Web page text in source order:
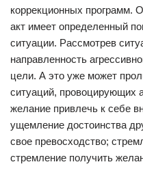
коррекционных программ.
акт имеет определенный
ситуации. Рассмотрев
направленность
цели. А это уже может
ситуаций, провоцирующих
желание привлечь к себе
ущемление достоинства
свое превосходство;
стремление получить